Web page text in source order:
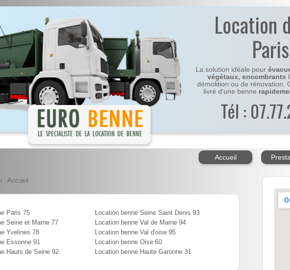
Location
La solution idéale pour
végétaux, encombrants
démolition ou de rénovation.
livré d'une benne
Tél :
Accueil
: Accueil
Paris 75
Seine et Marne 77
Yvelines 78
Essonne 91
Hauts de Seine 92
Location benne Seine Saint Denis 93
Location benne Val de Marne 94
Location benne Val d'oise 95
Location benne Oise 60
Location benne Haute Garonne 31